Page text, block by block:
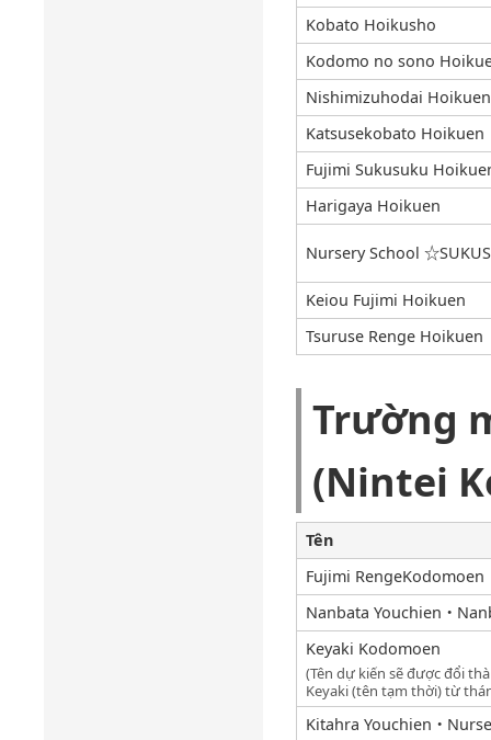
Kobato Hoikusho
Kodomo no sono
Nishimizuhodai Hoikuen
Katsusekobato Hoikuen
Fujimi Sukusuku
Harigaya Hoikuen
Nursery School
Keiou Fujimi Hoikuen
Tsuruse Renge Hoikuen
Trường
(Nintei
Tên
Fujimi RengeKodomoen
Nanbata Youchien・
Keyaki Kodomoen
(Tên dự kiến ​​sẽ được đổi
Keyaki (tên tạm thời) từ
Kitahra Youchien・